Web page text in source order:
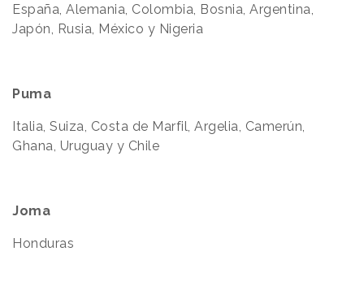
España, Alemania, Colombia, Bosnia, Argentina,
Japón, Rusia, México y Nigeria
Puma
Italia, Suiza, Costa de Marfil, Argelia, Camerún,
Ghana, Uruguay y Chile
Joma
Honduras